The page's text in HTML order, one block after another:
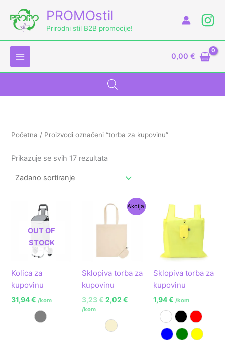
content
PROMOstil
Prirodni stil B2B promocije!
0,00€
i
e
j
Početna / Proizvodi označeni “torba za kupovinu”
Prikazuje se svih 17 rezultata
OUT OF
STOCK
Kolica za
kupovinu
31,94€ /kom
Siva
Akcija!
Sklopiva torba za
kupovinu
3,23€
Izvorna
cijena
bila
2,02€
Trenutna
cijena
/kom
Prirodna
Sklopiva torba za
kupovinu
1,94€ /kom
BijelaCrnaCrvena
PlavaZelena
Žuta